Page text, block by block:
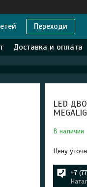
Переходи
Доставка и оплата
LED
В наличии
Цену
+7